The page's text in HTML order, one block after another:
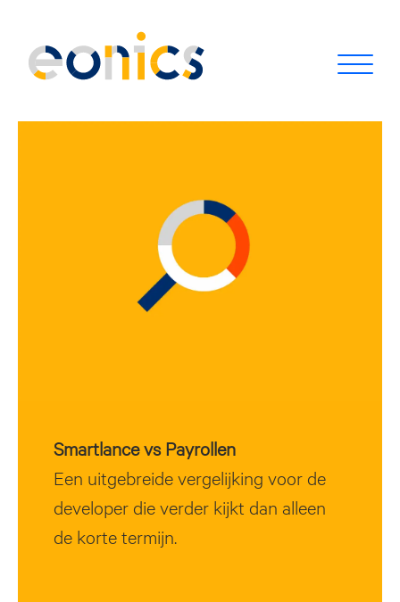
Smartlance vs Payrollen
Een uitgebreide vergelijking voor de
developer die verder kijkt dan alleen
de korte termijn.